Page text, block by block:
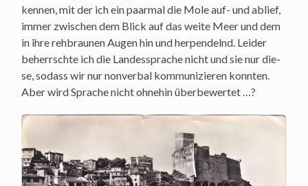
ken­nen, mit der ich ein paar­mal die Mole auf- und ablief,
immer zwi­schen dem Blick auf das wei­te Meer und dem
in ihre reh­brau­nen Augen hin und her­pen­delnd. Lei­der
beherrsch­te ich die Lan­des­spra­che nicht und sie nur die­
se, sodass wir nur non­ver­bal kom­mu­ni­zie­ren konn­ten.
Aber wird Spra­che nicht ohne­hin überbewertet …?